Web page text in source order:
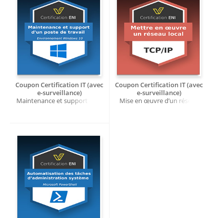
Coupon Certification IT (avec
e-surveillance)
Maintenance et support d'un
Coupon Certification IT (avec
e-surveillance)
Mise en œuvre d’un réseau